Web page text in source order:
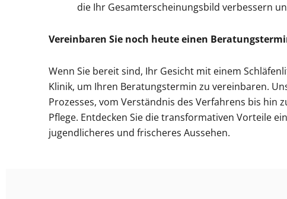
die Ihr Gesamterscheinungsbild verbessern
Vereinbaren Sie noch heute einen
Wenn Sie bereit sind, Ihr Gesicht mit einem
Klinik, um Ihren Beratungstermin zu vereinbaren.
Prozesses, vom Verständnis des Verfahrens bis
Pflege. Entdecken Sie die transformativen Vorteile
jugendlicheres und frischeres Aussehen.